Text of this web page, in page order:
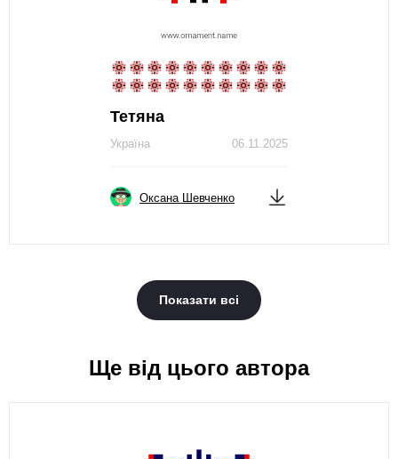
Тетяна
06.11.2025
Україна
Оксана Шевченко
Показати всі
Ще від цього автора